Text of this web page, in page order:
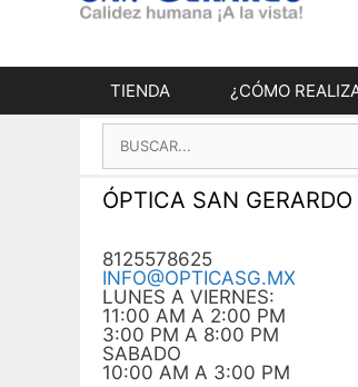
TIENDA ¿CÓMO
BUSCAR:
ÓPTICA SAN GERARDO
8125578625
INFO@OPTICASG.MX
LUNES A VIERNES:
11:00 AM A 2:00 PM
3:00 PM A 8:00 PM
SABADO
10:00 AM A 3:00 PM